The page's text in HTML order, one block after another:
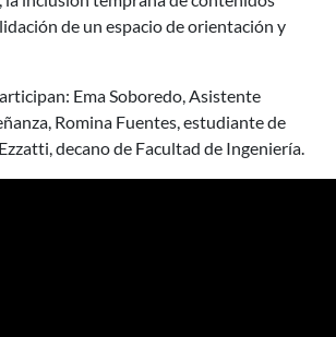
de un espacio de orientación y
Ema Soboredo, Asistente
Romina Fuentes, estudiante de
decano de Facultad de Ingeniería.